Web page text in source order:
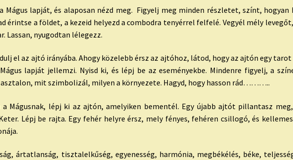
Mágus lapját, és alaposan nézd meg. Figyelj meg minden részletet, színt, hogyan
érintse a földet, a kezeid helyezd a combodra tenyérrel felfelé. Vegyél mély
Lassan, nyugodtan lélegezz.
el az ajtó irányába. Ahogy közelebb érsz az ajtóhoz, látod, hogy az ajtón egy tarot
lapját jellemzi. Nyisd ki, és lépj be az eseményekbe. Mindenre figyelj, a
asztalon, mit szimbolizál, milyen a környezete. Hagyd, hogy hasson rád………..
Mágusnak, lépj ki az ajtón, amelyiken bementél. Egy újabb ajtót pillantasz
Lépj be rajta. Egy fehér helyre érsz, mely fényes, fehéren csillogó, és
ártatlanság, tisztalelkűség, egyenesség, harmónia, megbékélés, béke,